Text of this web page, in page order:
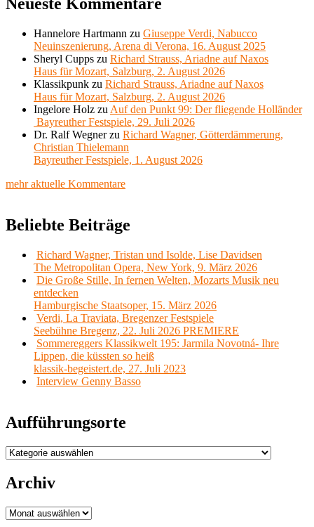
Hannelore Hartmann zu Giuseppe Verdi, Nabucco
Neuinszenierung, Arena di Verona, 16. August 2025
Sheryl Cupps zu Richard Strauss, Ariadne auf Naxos
Haus für Mozart, Salzburg, 2. August 2026
Klassikpunk zu Richard Strauss, Ariadne auf Naxos
Haus für Mozart, Salzburg, 2. August 2026
Ingelore Holz zu Auf den Punkt 99: Der fliegende Holländer
Bayreuther Festspiele, 29. Juli 2026
Dr. Ralf Wegnerzu Richard Wagner, Götterdämmerung,
Christian Thielemann
Bayreuther Festspiele, 1. August 2026
mehr aktuelle Kommentare
Beliebte Beiträge
Richard Wagner, Tristan und Isolde, Lise Davidsen
The Metropolitan Opera, New York, 9. März 2026
Die Große Stille, In fernen Welten, Mozarts Musik neu
entdecken
Hamburgische Staatsoper, 15. März 2026
Verdi, La Traviata, Bregenzer Festspiele
Seebühne Bregenz, 22. Juli 2026 PREMIERE
Sommereggers Klassikwelt 195: Jarmila Novotná- Ihre
Lippen, die küssten so heiß
klassik-begeistert.de, 27. Juli 2023
Interview Genny Basso
Aufführungsorte
Aufführungsorte
Archiv
Archiv